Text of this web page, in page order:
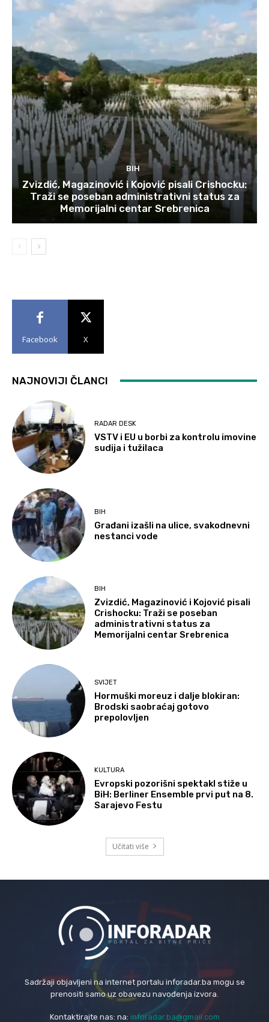
BIH
Zvizdić, Magazinović i Kojović pisali Crishocku:
Traži se poseban administrativni status za
Memorijalni centar Srebrenica
Facebook X
NAJNOVIJI ČLANCI
RADAR DESK
VSTV i EU u borbi za kontrolu imovine
sudija i tužilaca
BIH
Građani izašli na ulice, svakodnevni
nestanci vode
BIH
Zvizdić, Magazinović i Kojović pisali
Crishocku: Traži se poseban
administrativni status za
Memorijalni centar Srebrenica
SVIJET
Hormuški moreuz i dalje blokiran:
Brodski saobraćaj gotovo
prepolovljen
KULTURA
Evropski pozorišni spektakl stiže u
BiH: Berliner Ensemble prvi put na 8.
Sarajevo Festu
Učitati više
Sadržaji objavljeni na internet portalu inforadar.ba mogu se
prenositi samo uz obavezu navođenja izvora.
Kontaktirajte nas: na: inforadar.ba@gmail.com